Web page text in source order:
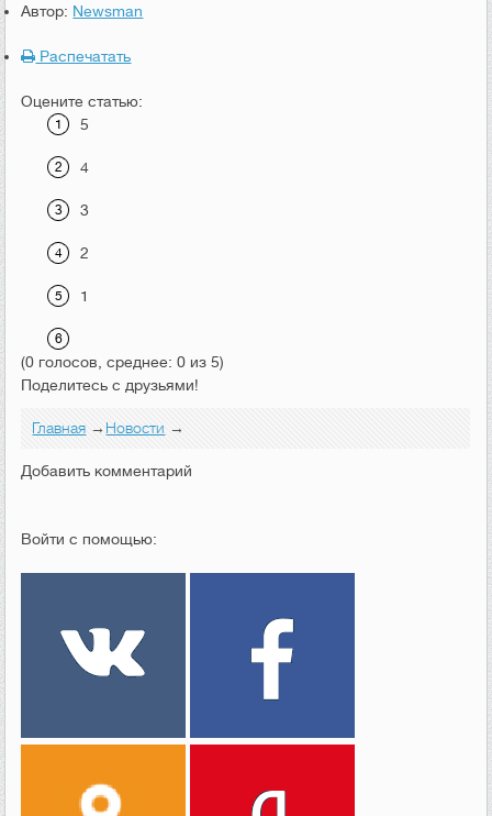
Автор: Newsman
Распечатать
Оцените статью:
5
4
3
2
1
(0 голосов, среднее: 0 из 5)
Поделитесь с друзьями!
Главная →Новости →
Добавить комментарий
Войти с помощью: